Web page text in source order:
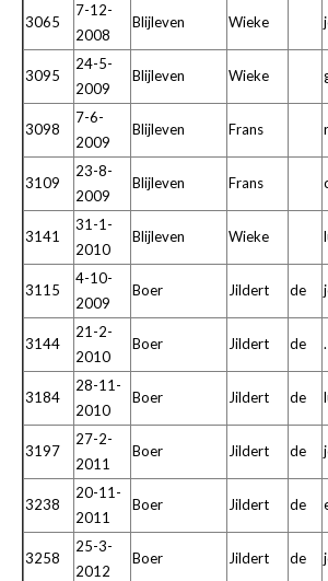
3065
7-12-
2008
Blijleven Wieke
3095
24-5-
2009
Blijleven Wieke
3098
7-6-
2009
Blijleven Frans
3109
23-8-
2009
Blijleven Frans
3141
31-1-
2010
Blijleven Wieke
3115
4-10-
2009
Boer Jildert de
3144
21-2-
2010
Boer Jildert de .
3184
28-11-
2010
Boer Jildert de
3197
27-2-
2011
Boer Jildert de
3238
20-11-
2011
Boer Jildert de
3258
25-3-
2012
Boer Jildert de